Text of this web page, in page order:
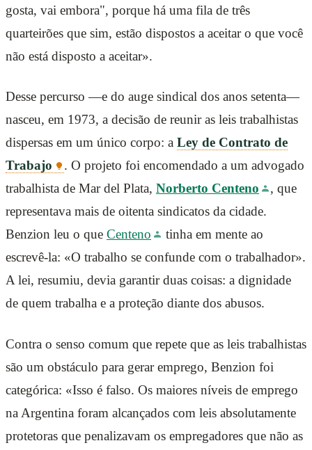
gosta, vai embora", porque há uma fila de três
quarteirões que sim, estão dispostos a aceitar o que você
não está disposto a aceitar».
Desse percurso —e do auge sindical dos anos setenta—
nasceu, em 1973, a decisão de reunir as leis trabalhistas
dispersas em um único corpo: a Ley de Contrato de
Trabajo
. O projeto foi encomendado a um advogado
trabalhista de Mar del Plata, Norberto Centeno
, que
representava mais de oitenta sindicatos da cidade.
Benzion leu o que Centeno
tinha em mente ao
escrevê-la: «O trabalho se confunde com o trabalhador».
A lei, resumiu, devia garantir duas coisas: a dignidade
de quem trabalha e a proteção diante dos abusos.
Contra o senso comum que repete que as leis trabalhistas
são um obstáculo para gerar emprego, Benzion foi
categórica: «Isso é falso. Os maiores níveis de emprego
na Argentina foram alcançados com leis absolutamente
protetoras que penalizavam os empregadores que não as